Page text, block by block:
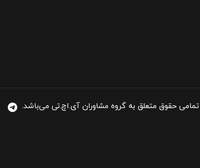
تمامی حقوق متعلق به گروه مشاوران آی.اچ.تی می‌باشد.